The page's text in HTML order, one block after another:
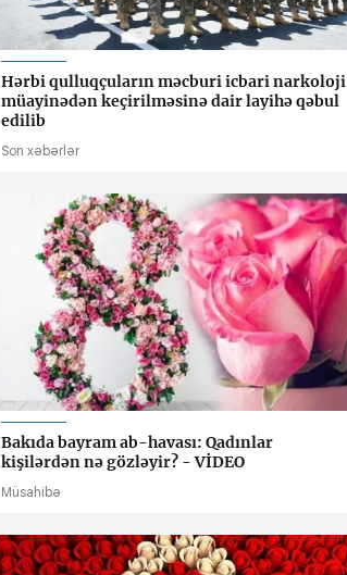
Hərbi qulluqçuların məcburi icbari narkoloji
müayinədən keçirilməsinə dair layihə qəbul
edilib
Son xəbərlər
Bakıda bayram ab-havası: Qadınlar
kişilərdən nə gözləyir? - VİDEO
Müsahibə